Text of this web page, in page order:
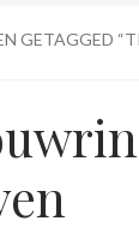
GETAGGED